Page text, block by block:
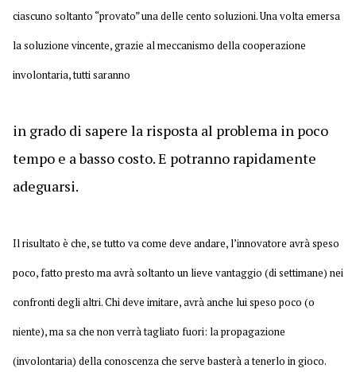
ciascuno soltanto “provato” una delle cento soluzioni. Una volta emersa
la soluzione vincente, grazie al meccanismo della cooperazione
involontaria, tutti saranno
in grado di sapere la risposta al problema in poco
tempo e a basso costo. E potranno rapidamente
adeguarsi.
Il risultato è che, se tutto va come deve andare, l’innovatore avrà speso
poco, fatto presto ma avrà soltanto un lieve vantaggio (di settimane) nei
confronti degli altri. Chi deve imitare, avrà anche lui speso poco (o
niente), ma sa che non verrà tagliato fuori: la propagazione
(involontaria) della conoscenza che serve basterà a tenerlo in gioco.